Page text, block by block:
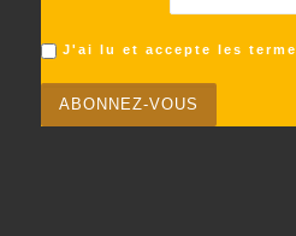
J'ai lu et accepte les